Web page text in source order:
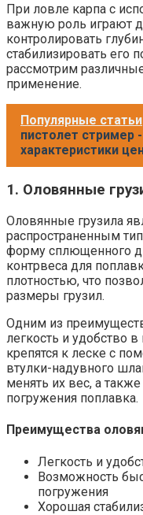
При ловле карпа с
важную роль играют
контролировать
стабилизировать его
рассмотрим
применение.
Популярные статьи
пистолет стример
характеристики
1. Оловянные
Оловянные грузила
распространенным
форму сплющенного
контрвеса для
плотностью, что
размеры грузил.
Одним из
легкость и удобство
крепятся к леске с
втулки-надувного
менять их вес, а
погружения поплавка.
Преимущества
Легкость и
Возможность
погружения
Хорошая